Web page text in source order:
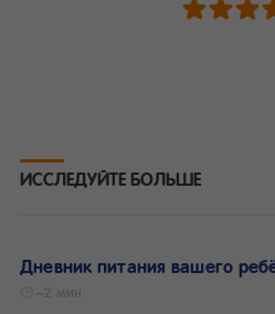
ИССЛЕДУЙТЕ БОЛЬШЕ
Дневник питания вашего
~2 мин